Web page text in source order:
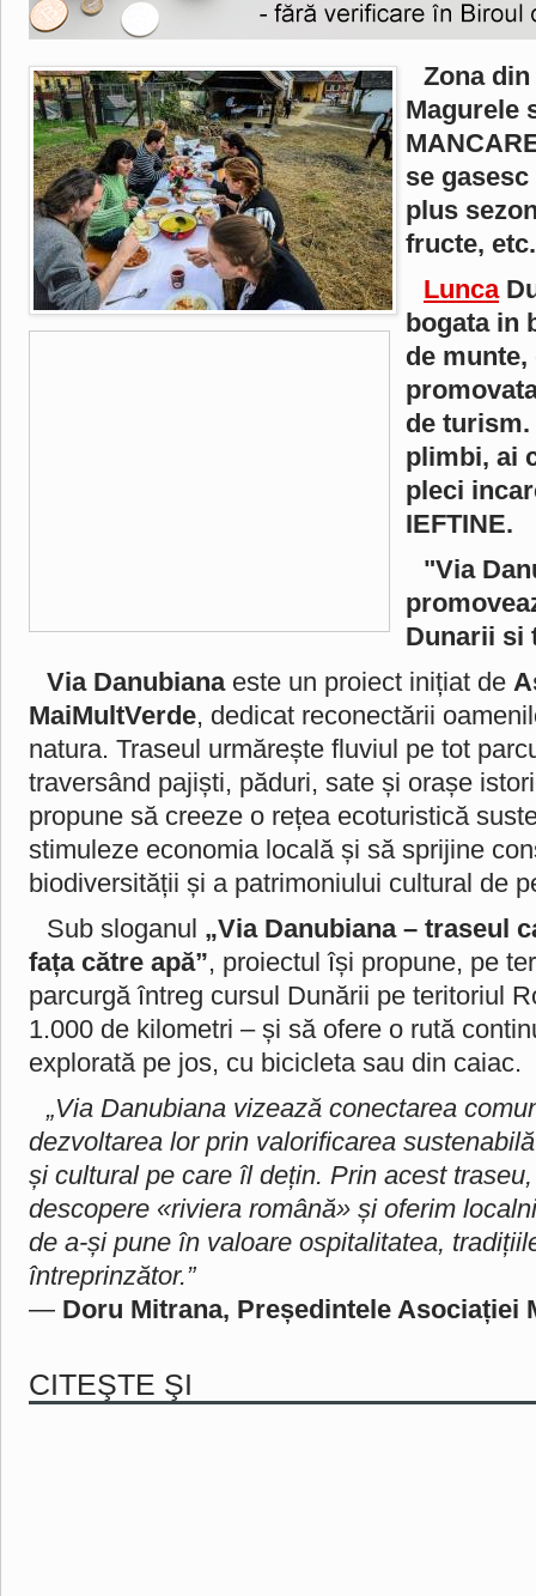
Zona
Magurele
se
plus
fructe, etc.
Lunca
bogata in
de
de
plimbi, ai
pleci
IEFTINE.
"Via
Dunarii si
Via Danubianaeste un proiect inițiat de
MaiMultVerde, dedicat reconectării
natura. Traseul urmărește fluviul pe tot
traversând pajiști, păduri, sate și orașe
propune să creeze o rețea ecoturistică
stimuleze economia locală și să sprijine
biodiversității și a patrimoniului cultural de
Sub sloganul „Via Danubiana – traseul
fața către apă”, proiectul își propune, pe
parcurgă întreg cursul Dunării pe teritoriul
1.000 de kilometri – și să ofere o rută
explorată pe jos, cu bicicleta sau din caiac.
„Via Danubiana vizează conectarea
dezvoltarea lor prin valorificarea
și cultural pe care îl dețin. Prin acest
descopere «riviera română» și oferim
de a-și pune în valoare ospitalitatea,
întreprinzător.”
— Doru Mitrana, Președintele Asociației
CITEŞTE ŞI